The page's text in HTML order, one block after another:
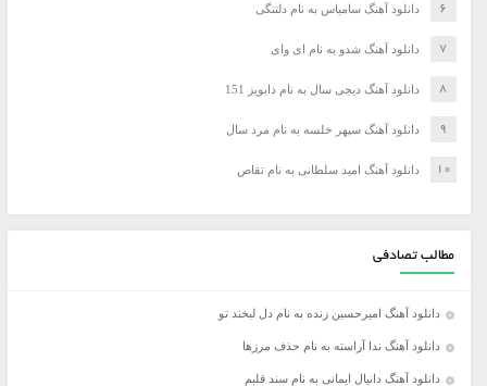
دانلود آهنگ سامیاس به نام دلتنگی
دانلود آهنگ شدو به نام ای وای
دانلود آهنگ دیجی سال به نام دابویز 151
دانلود آهنگ سپهر خلسه به نام مرد سال
دانلود آهنگ امید سلطانی به نام تقاص
مطالب تصادفی
دانلود آهنگ امیرحسین زنده به نام دل لبخند تو
دانلود آهنگ ندا آراسته به نام حذف مرزها
دانلود آهنگ دانیال ایمانی به نام سند قلبم